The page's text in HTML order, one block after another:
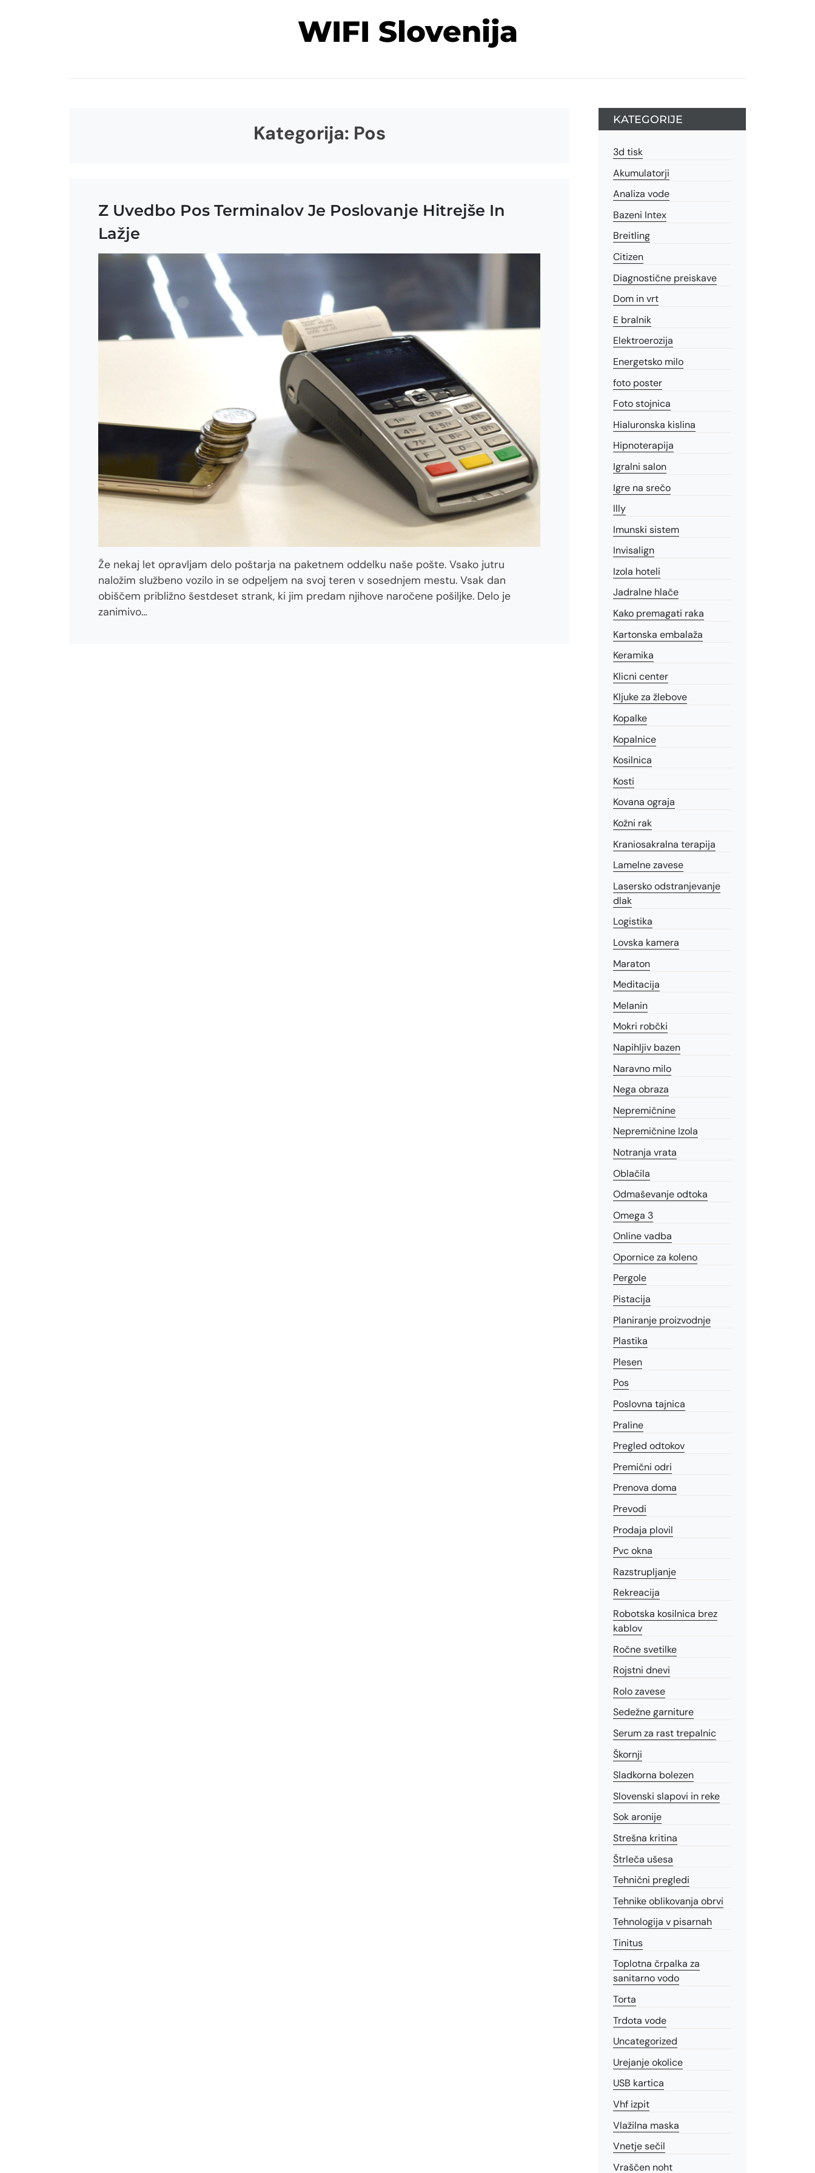
WIFI Slovenija
Kategorija: Pos
Z Uvedbo Pos Terminalov Je Poslovanje Hitrejše In
Lažje
Že nekaj let opravljam delo poštarja na paketnem oddelku naše pošte. Vsako jutru
naložim službeno vozilo in se odpeljem na svoj teren v sosednjem mestu. Vsak dan
obiščem približno šestdeset strank, ki jim predam njihove naročene pošiljke. Delo je
zanimivo…
KATEGORIJE
3d tisk
Akumulatorji
Analiza vode
Bazeni Intex
Breitling
Citizen
Diagnostične preiskave
Dom in vrt
E bralnik
Elektroerozija
Energetsko milo
foto poster
Foto stojnica
Hialuronska kislina
Hipnoterapija
Igralni salon
Igre na srečo
Illy
Imunski sistem
Invisalign
Izola hoteli
Jadralne hlače
Kako premagati raka
Kartonska embalaža
Keramika
Klicni center
Kljuke za žlebove
Kopalke
Kopalnice
Kosilnica
Kosti
Kovana ograja
Kožni rak
Kraniosakralna terapija
Lamelne zavese
Lasersko odstranjevanje
dlak
Logistika
Lovska kamera
Maraton
Meditacija
Melanin
Mokri robčki
Napihljiv bazen
Naravno milo
Nega obraza
Nepremičnine
Nepremičnine Izola
Notranja vrata
Oblačila
Odmaševanje odtoka
Omega 3
Online vadba
Opornice za koleno
Pergole
Pistacija
Planiranje proizvodnje
Plastika
Plesen
Pos
Poslovna tajnica
Praline
Pregled odtokov
Premični odri
Prenova doma
Prevodi
Prodaja plovil
Pvc okna
Razstrupljanje
Rekreacija
Robotska kosilnica brez
kablov
Ročne svetilke
Rojstni dnevi
Rolo zavese
Sedežne garniture
Serum za rast trepalnic
Škornji
Sladkorna bolezen
Slovenski slapovi in reke
Sok aronije
Strešna kritina
Štrleča ušesa
Tehnični pregledi
Tehnike oblikovanja obrvi
Tehnologija v pisarnah
Tinitus
Toplotna črpalka za
sanitarno vodo
Torta
Trdota vode
Uncategorized
Urejanje okolice
USB kartica
Vhf izpit
Vlažilna maska
Vnetje sečil
Vraščen noht